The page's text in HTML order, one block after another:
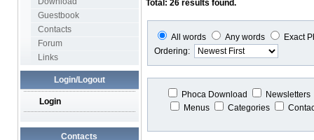
Guestbook
Contacts
Forum
Links
Login/Logout
Login
Contacts
Total: 26 results found.
All words Any words
Exact
Ordering:
Phoca Download
Newsletters
Menus
Categories